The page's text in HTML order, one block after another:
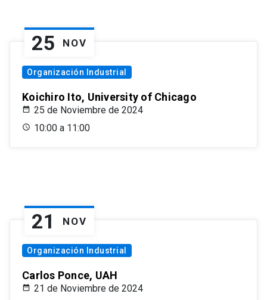
25 NOV
Organización Industrial
Koichiro Ito, University of Chicago
25 de Noviembre de 2024
10:00 a 11:00
21 NOV
Organización Industrial
Carlos Ponce, UAH
21 de Noviembre de 2024